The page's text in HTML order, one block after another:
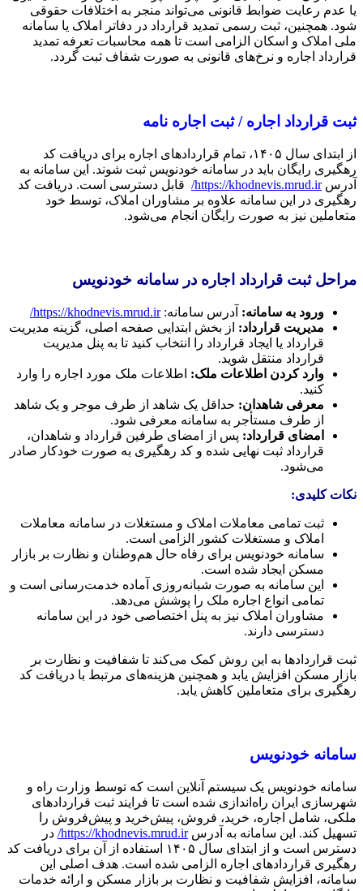
یا عدم رعایت ضوابط قانونی می‌تواند منجر به اختلافات حقوقی
شود. همچنین، ثبت رسمی تمدید قرارداد در دفاتر املاک یا سامانه
ملی املاک و اسکان الزامی است تا همه محاسبات تعرفه تمدید
قرارداد اجاره و نرخ‌های قانونی به صورت شفاف ثبت گردد.
ثبت قرارداد اجاره / ثبت اجاره نامه
از ابتدای سال ۱۴۰۵، تمام قراردادهای اجاره برای دریافت کد
رهگیری رایگان باید در سامانه خودنویس ثبت شوند. این سامانه به
آدرسhttps://khodnevis.mrud.ir/
قابل دسترسی است. دریافت کد
رهگیری در این سامانه علاوه بر مشاوران املاک، توسط خود
متعاملین نیز به صورت رایگان انجام می‌شود.
مراحل ثبت قرارداد اجاره در سامانه خودنویس
ورود به سامانه: آدرس سامانه:https://khodnevis.mrud.ir/
مدیریت قرارداد: از بخش ابتدایی صفحه اصلی، گزینه مدیریت
قرارداد یا ایجاد قرارداد را انتخاب کنید تا به پنل مدیریت
قرارداد منتقل شوید.
وارد کردن اطلاعات ملک: اطلاعات ملک مورد اجاره را وارد
کنید.
معرفی شاهدان: حداقل یک شاهد از طرف موجر و یک شاهد
از طرف مستأجر به سامانه معرفی شود.
امضای قرارداد: پس از امضای طرفین قرارداد و شاهدان،
قرارداد ثبت نهایی شده و کد رهگیری به صورت خودکار صادر
می‌شود.
نکات کلیدی:
ثبت تمامی معاملات املاک و مستغلات در سامانه معاملات
املاک و مستغلات کشور الزامی است.
سامانه خودنویس برای رفاه حال هم‌وطنان و نظارت بر بازار
مسکن ایجاد شده است.
این سامانه به صورت شبانه‌روزی آماده خدمت‌رسانی است و
تمامی انواع اجاره ملک را پوشش می‌دهد.
مشاوران املاک نیز به پنل اختصاصی خود در این سامانه
دسترسی دارند.
ثبت قراردادها به این روش کمک می‌کند تا شفافیت و نظارت بر
بازار مسکن افزایش یابد و همچنین هزینه‌های مرتبط با دریافت کد
رهگیری برای متعاملین کاهش یابد.
سامانه خودنویس
سامانه خودنویس یک سیستم آنلاین است که توسط وزارت راه و
شهرسازی ایران راه‌اندازی شده است تا فرایند ثبت قراردادهای
ملکی، شامل اجاره، خرید، فروش، پیش‌خرید و پیش‌فروش را
تسهیل کند. این سامانه به آدرسhttps://khodnevis.mrud.ir/ در
دسترس است و از ابتدای سال ۱۴۰۵ استفاده از آن برای دریافت کد
رهگیری قراردادهای اجاره الزامی شده است. هدف اصلی این
سامانه، افزایش شفافیت و نظارت بر بازار مسکن و ارائه خدمات